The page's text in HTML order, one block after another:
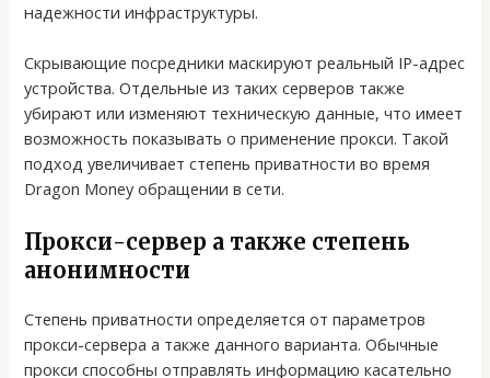
надежности инфраструктуры.
Скрывающие посредники маскируют реальный IP-адрес
устройства. Отдельные из таких серверов также
убирают или изменяют техническую данные, что имеет
возможность показывать о применение прокси. Такой
подход увеличивает степень приватности во время
Dragon Money обращении в сети.
Прокси-сервер а также степень
анонимности
Степень приватности определяется от параметров
прокси-сервера а также данного варианта. Обычные
прокси способны отправлять информацию касательно